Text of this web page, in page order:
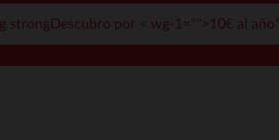
strongDescubro por < wg-1="">10€ al año*